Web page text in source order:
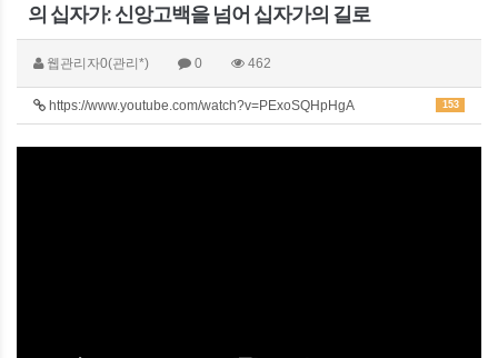
의 십자가: 신앙고백을 넘어 십자가의 길로
웹관리자0(관리*) 0 462
153
https://www.youtube.com/watch?v=PExoSQHpHgA